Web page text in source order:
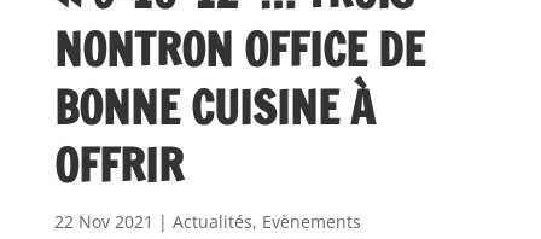
NONTRON OFFICE DE
BONNE CUISINE À
OFFRIR
22 Nov 2021 | Actualités, Evènements